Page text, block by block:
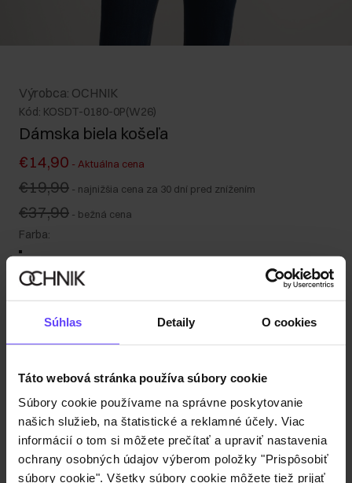
Súhlas Detaily O cookies
Táto webová stránka používa súbory cookie
Súbory cookie používame na správne poskytovanie
našich služieb, na štatistické a reklamné účely. Viac
informácií o tom si môžete prečítať a upraviť nastavenia
ochrany osobných údajov výberom položky "Prispôsobiť
súbory cookie". Všetky súbory cookie môžete tiež prijať
Výrobca: OCHNIK
Kód: KOSDT-0180-0P(W26)
Dámska biela košeľa
€14,90 - Aktuálna cena
€19,90 - najnižšia cena za 30 dní pred znížením
€37,90 - bežná cena
Farba:
Tabuľka veľkostí
Naša modelka meria 178 cm a má na sebe veľkosť S.
Popis produktu
Detaily